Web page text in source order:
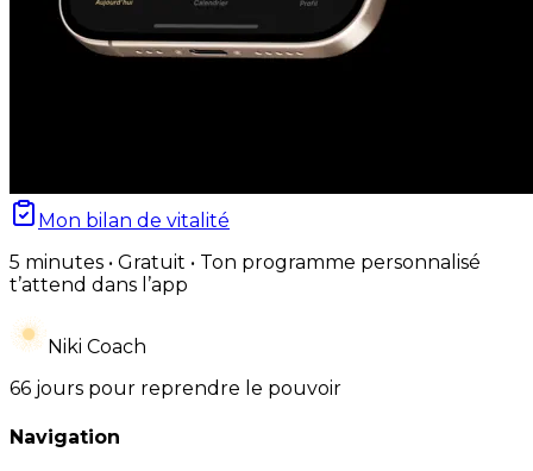
Mon bilan de vitalité
5 minutes • Gratuit • Ton programme personnalisé
t’attend dans l’app
Niki Coach
66 jours pour reprendre le pouvoir
Navigation